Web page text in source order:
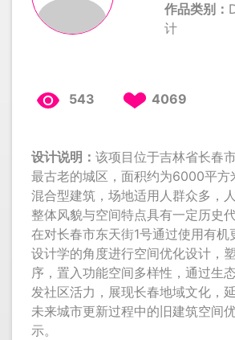
作品类别：
计
543 4069
设计说明： 该项目位于吉林省长春
最古老的城区，面积约为6000平方
混合型建筑，场地适用人群众多，
整体风貌与空间特点具有一定历史
在对长春市东天街1号通过使用有机
设计学的角度进行空间优化设计，
序，置入功能空间多样性，通过生
发社区活力，展现长春地域文化，
未来城市更新过程中的旧建筑空间
示。